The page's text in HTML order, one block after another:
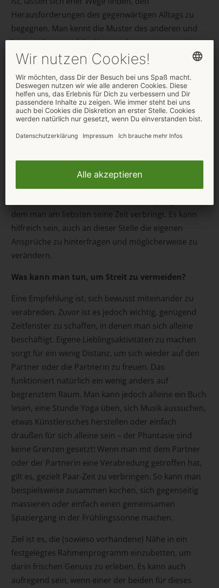
Herausforderungen des gegenwärtigen Alltags zu
begegnen. Man kennt die Muster des anderen und
kann erahnen, welche Herangehensweisen positiv
wirken, um seinem Liebling etwas Gutes zu tun. Die
als Kleinigkeiten wahrgenommen hat, kommen jetzt
noch einmal richtig zum Vorschein.
Nach wenigen Jahren Beziehung profitieren
möglicherweise noch frischverliebtere Paare aber
die Rund-um-die-Uhr-Anwesenheit für alle Paare eine
wahre Beziehungsprobe, weil man indirekt dazu
aufgefordert wird, sich die Frage zu beantworten, ob
dem man am liebsten seine Zeit verbringt. Es kann
hilfreich sein, auch an dieser Stelle die eigenen
Ansprüche zu hinterfragen und möglicherweise zu
verändern.
Was kann man tun, um Streit zu vermeiden?
Eine Empfehlung ist, sich bewusst miteinander zu
verabreden. Zuvor ist es jedoch wichtig, genügend
Zeitfenster zu schaffen, in denen man sich alleine
beschäftigt. Eigene Lieblingsaktivitäten zu machen
sorgt für ein wenig Distanz, um sich wieder auf den
Partner oder die Partnerin zu freuen. Das
funktioniert natürlich ein wenig anders auf
begrenztem Raum. Man kann jedoch alleine ein Buch
lesen, eine Stunde Yoga üben, sich Musik aussuchen,
etwas Künstlerisches herstellen oder einfach
draußen für sich alleine sein – der Phantasie sind
keine Grenzen gesetzt! Wenn man mit dem Partner
oder der Partnerin eine Verabredung getroffen hat,
gilt es, gezielt Paar-Zeit zu verbringen. So kann man
beispielsweise zusammen kochen, sich gegenseitig
massieren oder einfach einen gemeinsamen
Spaziergang in der Frühlingssonne machen.
Ziel ist es, die (sowieso vorhandene) Nähe in ein
festgelegtes Rahmenprogramm einzubetten, um
darin frischen Genuss zu erleben. Es kann auch
aufregend sein, wenn einer der beiden für dieses